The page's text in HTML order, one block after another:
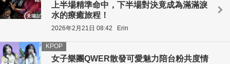
上半場精準命中，下半場對決竟成為滿滿淚
水的療癒旅程！
2026年2月21日 08:42 Erin
女子樂團QWER散發可愛魅力陪台粉共度情
KPOP